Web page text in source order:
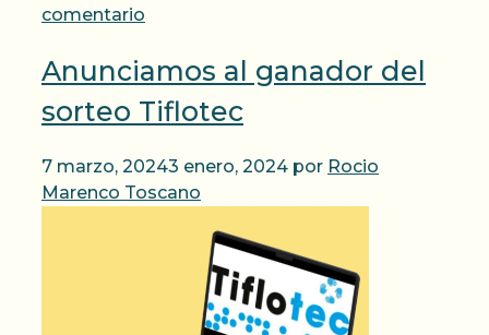
comentario
Anunciamos al ganador del
sorteo Tiflotec
7 marzo, 20243 enero, 2024 por Rocio
Marenco Toscano